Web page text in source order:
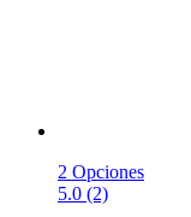
2 Opciones
5.0 (2)